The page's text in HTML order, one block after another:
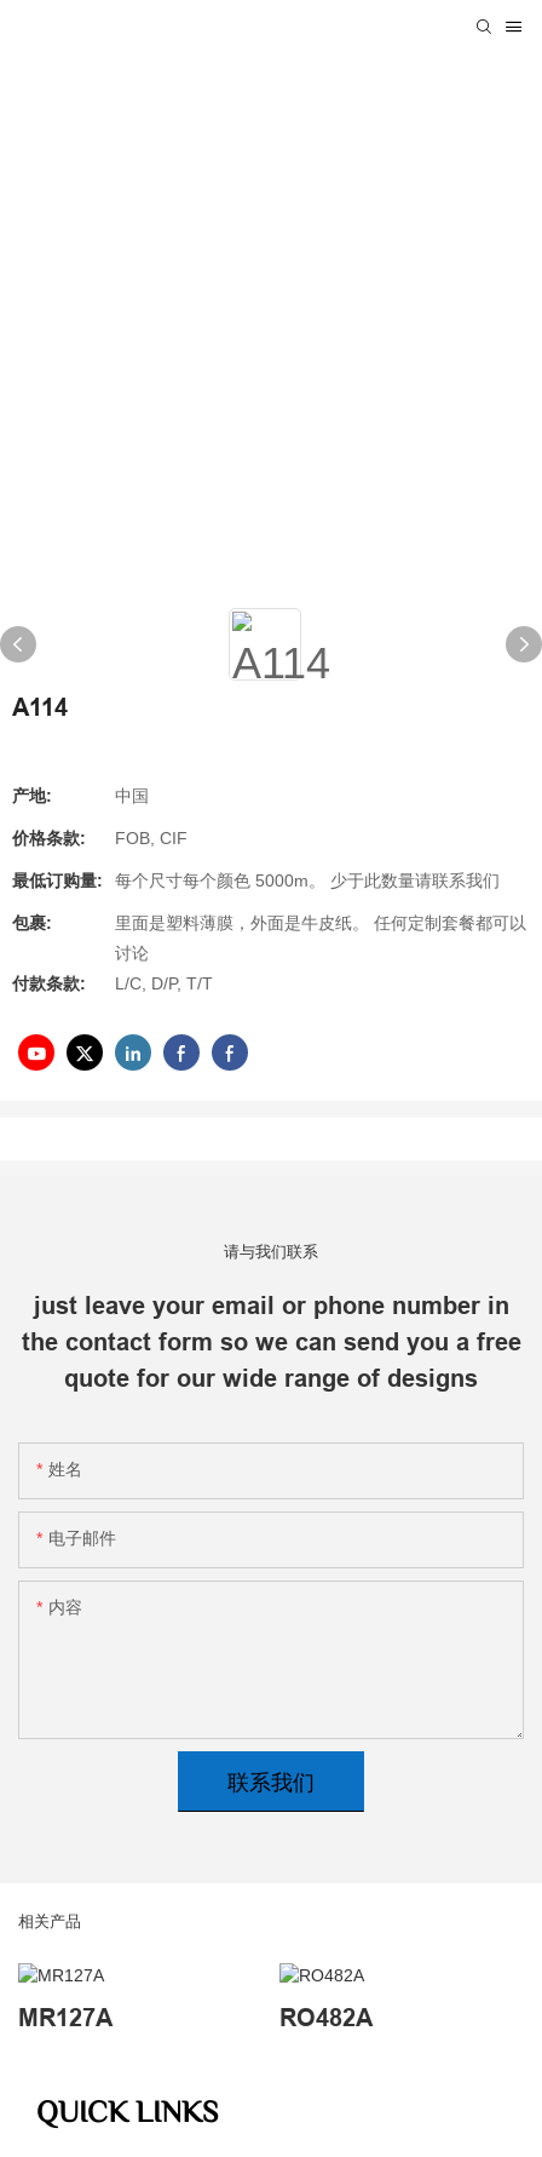
A114
产地: 中国
价格条款: FOB, CIF
最低订购量: 每个尺寸每个颜色 5000m。 少于此数量请联系我们
包裹:
里面是塑料薄膜，外面是牛皮纸。 任何定制套餐都可以
讨论
付款条款:
L/C, D/P, T/T
请与我们联系
just leave your email or phone number in
the contact form so we can send you a free
quote for our wide range of designs
姓名
电子邮件
内容
联系我们
相关产品
MR127A RO482A
QUICK LINKS